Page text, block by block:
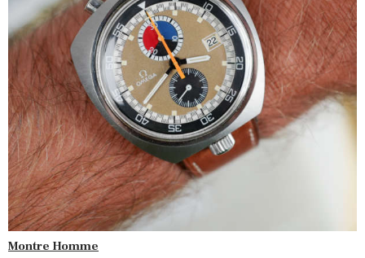
Montre Homme